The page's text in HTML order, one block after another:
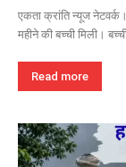
एकता क्रांति न्यूज
महीने की बच्ची मिली।
Read more